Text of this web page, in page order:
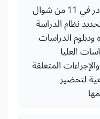
مرسوم رقم 2.96.796 صادر في 11 من شوال
فبراير 1997) بتحديد نظام الدراسة
ودبلوم الدراسات
العليا
المتعلقة
لتحضير